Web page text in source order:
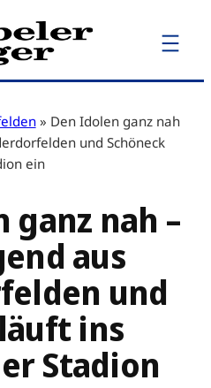
» Den Idolen ganz nah
und Schöneck
ein
ganz nah –
aus
und
ins
Stadion